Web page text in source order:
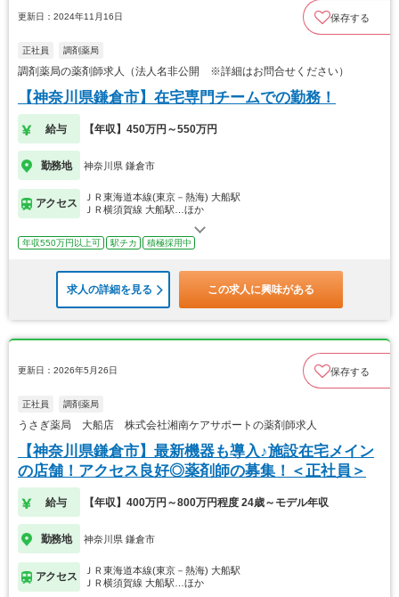
更新日：2024年11月16日 保存する
正社員 調剤薬局
調剤薬局の薬剤師求人（法人名非公開 ※詳細はお問合せください）
【神奈川県鎌倉市】在宅専門チームでの勤務！
給与 【年収】450万円～550万円
勤務地 神奈川県 鎌倉市
アクセス
ＪＲ東海道本線(東京－熱海) 大船駅
ＪＲ横須賀線 大船駅…ほか
年収550万円以上可 駅チカ 積極採用中
求人の詳細を見る この求人に興味がある
更新日：2026年5月26日 保存する
正社員 調剤薬局
うさぎ薬局 大船店 株式会社湘南ケアサポートの薬剤師求人
【神奈川県鎌倉市】最新機器も導入♪施設在宅メイン
の店舗！アクセス良好◎薬剤師の募集！＜正社員＞
給与 【年収】400万円～800万円程度 24歳～モデル年収
勤務地 神奈川県 鎌倉市
アクセス
ＪＲ東海道本線(東京－熱海) 大船駅
ＪＲ横須賀線 大船駅…ほか